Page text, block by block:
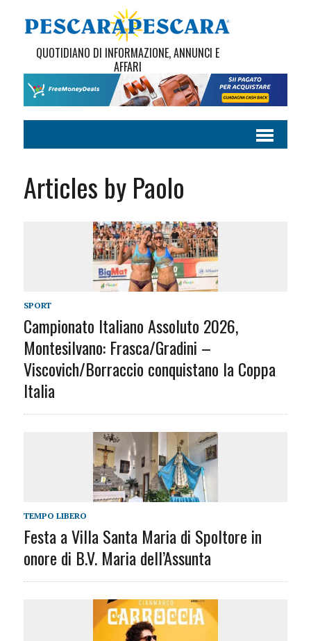
QUOTIDIANO DI INFORMAZIONE, ANNUNCI E
AFFARI
Articles by Paolo
SPORT
Campionato Italiano Assoluto 2026,
Montesilvano: Frasca/Gradini –
Viscovich/Borraccio conquistano la Coppa
Italia
TEMPO LIBERO
Festa a Villa Santa Maria di Spoltore in
onore di B.V. Maria dell’Assunta